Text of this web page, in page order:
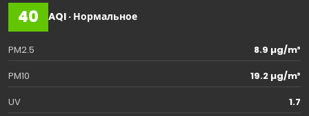
40 AQI · Нормальное
PM2.5
8.9 µg/m³
PM10
19.2 µg/m³
UV
1.7